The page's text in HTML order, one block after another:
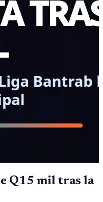
Q15 mil tras la